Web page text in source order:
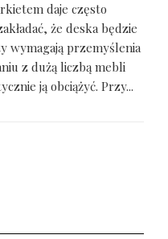
daje często
że deska będzie
wymagają przemyślenia
z dużą liczbą mebli
ją obciążyć. Przy...